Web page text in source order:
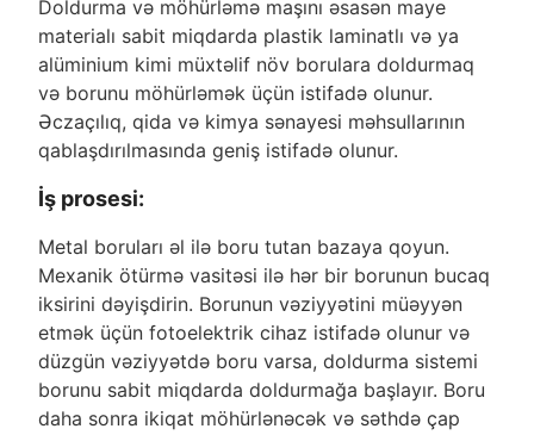
Doldurma və möhürləmə maşını əsasən maye
materialı sabit miqdarda plastik laminatlı və ya
alüminium kimi müxtəlif növ borulara doldurmaq
və borunu möhürləmək üçün istifadə olunur.
Əczaçılıq, qida və kimya sənayesi məhsullarının
qablaşdırılmasında geniş istifadə olunur.
İş prosesi:
Metal boruları əl ilə boru tutan bazaya qoyun.
Mexanik ötürmə vasitəsi ilə hər bir borunun bucaq
iksirini dəyişdirin. Borunun vəziyyətini müəyyən
etmək üçün fotoelektrik cihaz istifadə olunur və
düzgün vəziyyətdə boru varsa, doldurma sistemi
borunu sabit miqdarda doldurmağa başlayır. Boru
daha sonra ikiqat möhürlənəcək və səthdə çap